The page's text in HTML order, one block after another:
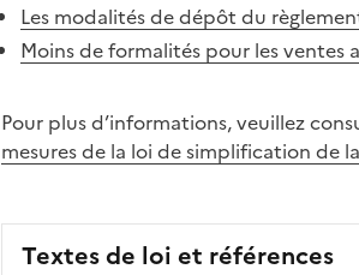
Les modalités de dépôt du
Moins de formalités pour les ventes
Pour plus d’informations, veuillez
mesures de la loi de simplification de
Textes de loi et références